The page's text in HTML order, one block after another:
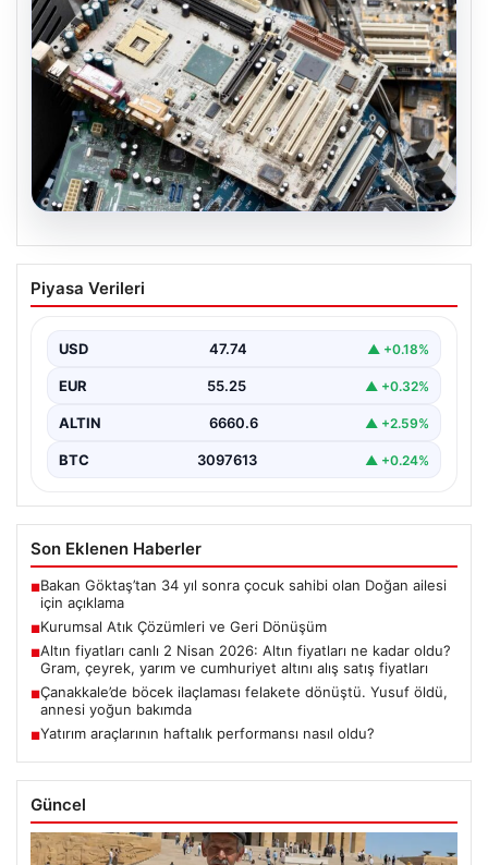
08.08.2026
Kurumsal Atık Çözümleri ve Geri
Dönüşüm
sistemlerini sürekli periyotlarla yenilemektedir. Bu
modernizasyon aşamasında kenara…
Piyasa Verileri
USD 47.74 ▲ +0.18%
EUR 55.25 ▲ +0.32%
ALTIN 6660.6 ▲ +2.59%
BTC 3097613 ▲ +0.24%
Son Eklenen Haberler
■Bakan Göktaş’tan 34 yıl sonra çocuk sahibi olan Doğan ailesi
için açıklama
■Kurumsal Atık Çözümleri ve Geri Dönüşüm
■Altın fiyatları canlı 2 Nisan 2026: Altın fiyatları ne kadar oldu?
Gram, çeyrek, yarım ve cumhuriyet altını alış satış fiyatları
■Çanakkale’de böcek ilaçlaması felakete dönüştü. Yusuf öldü,
annesi yoğun bakımda
■Yatırım araçlarının haftalık performansı nasıl oldu?
Güncel